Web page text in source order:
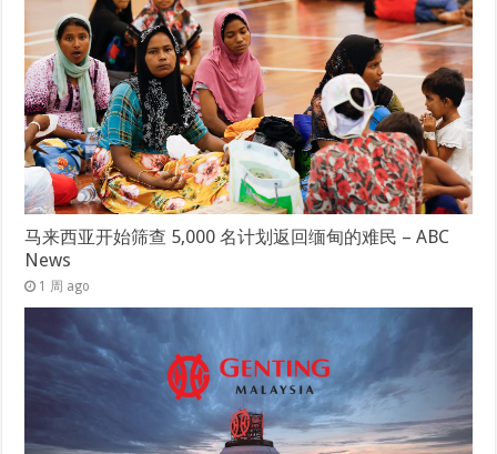
马来西亚开始筛查 5,000 名计划返回缅甸的难民 – ABC
News
1 周 ago